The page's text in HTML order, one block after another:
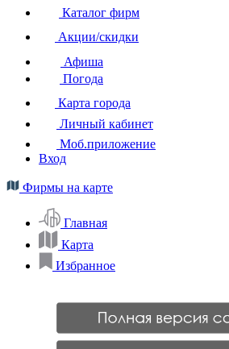
Каталог фирм
Акции/скидки
Афиша
Погода
Карта города
Личный кабинет
Моб.приложение
Вход
Фирмы на карте
Главная
Карта
Избранное